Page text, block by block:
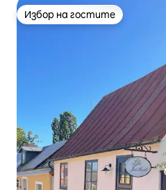
Избор на гостите
Избор на гостите